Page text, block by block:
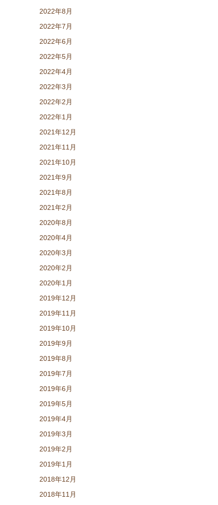
2022年8月
2022年7月
2022年6月
2022年5月
2022年4月
2022年3月
2022年2月
2022年1月
2021年12月
2021年11月
2021年10月
2021年9月
2021年8月
2021年2月
2020年8月
2020年4月
2020年3月
2020年2月
2020年1月
2019年12月
2019年11月
2019年10月
2019年9月
2019年8月
2019年7月
2019年6月
2019年5月
2019年4月
2019年3月
2019年2月
2019年1月
2018年12月
2018年11月